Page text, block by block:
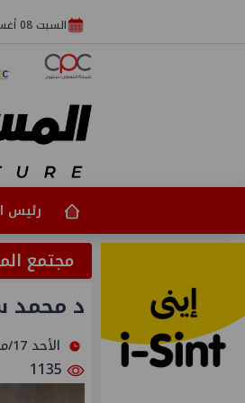
السبت 08 أغسطس 2026 الموافق 25 صفر 1448
رئيس
مجتمع
د محمد
الأحد 17/مايو/2026 - 10:55 م